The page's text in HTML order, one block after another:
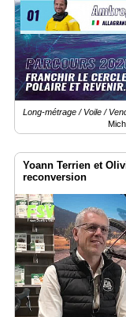
Long-métrage / Voile /
Yoann Terrien et
reconversion